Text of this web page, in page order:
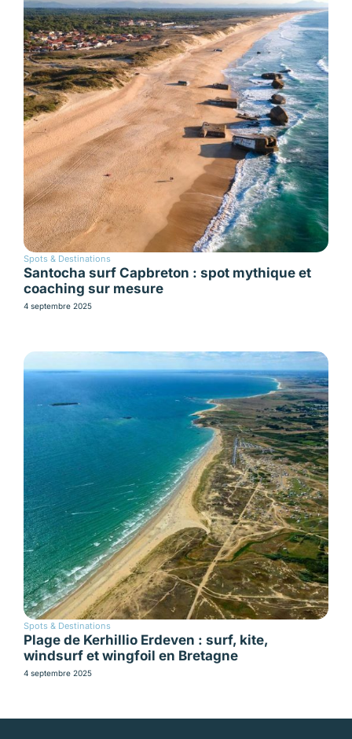
Spots & Destinations
Santocha surf Capbreton : spot mythique et
coaching sur mesure
4 septembre 2025
Spots & Destinations
Plage de Kerhillio Erdeven : surf, kite,
windsurf et wingfoil en Bretagne
4 septembre 2025